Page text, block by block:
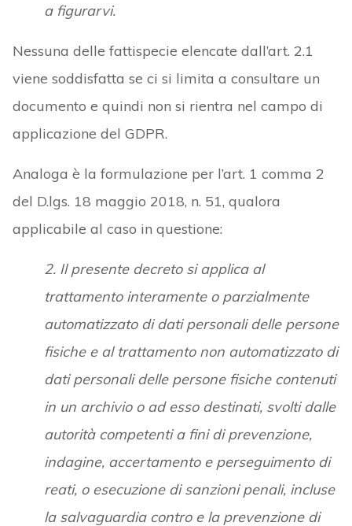
a figurarvi.
Nessuna delle fattispecie elencate dall’art. 2.1
viene soddisfatta se ci si limita a consultare un
documento e quindi non si rientra nel campo di
applicazione del GDPR.
Analoga è la formulazione per l’art. 1 comma 2
del D.lgs. 18 maggio 2018, n. 51, qualora
applicabile al caso in questione:
2. Il presente decreto si applica al
trattamento interamente o parzialmente
automatizzato di dati personali delle persone
fisiche e al trattamento non automatizzato di
dati personali delle persone fisiche contenuti
in un archivio o ad esso destinati, svolti dalle
autorità competenti a fini di prevenzione,
indagine, accertamento e perseguimento di
reati, o esecuzione di sanzioni penali, incluse
la salvaguardia contro e la prevenzione di